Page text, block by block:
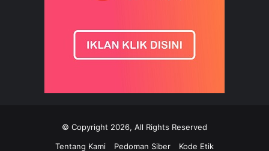
© Copyright 2026, All Rights Reserved
Tentang Kami
Pedoman Siber Kode Etik